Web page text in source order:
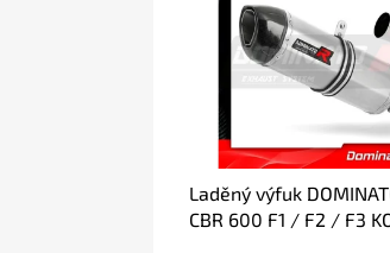
Laděný výfuk
CBR 600 F1 / F2 / F3